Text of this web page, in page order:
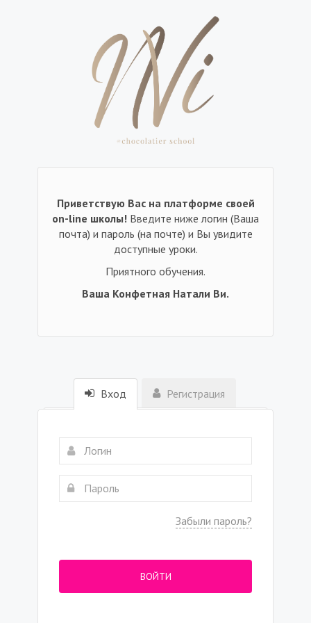
Приветствую Вас на платформе своей
on-line школы! Введите ниже логин (Ваша
почта) и пароль (на почте) и Вы увидите
доступные уроки.
Приятного обучения.
Ваша Конфетная Натали Ви.
Вход Регистрация
Забыли пароль?
ВОЙТИ